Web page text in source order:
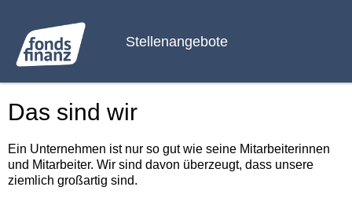
Stellenangebote
Das sind wir
Ein Unternehmen ist nur so gut wie seine Mitarbeiterinnen
und Mitarbeiter. Wir sind davon überzeugt, dass unsere
ziemlich großartig sind.